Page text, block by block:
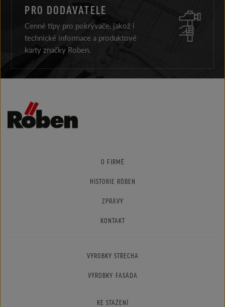
PRO DODAVATELE
Cenné tipy pro pokrývače, jakož i
technické informace a produktové
karty značky Roben.
O FIRMĚ
HISTORIE RÖBEN
ZPRÁVY
KONTAKT
VÝROBKY STŘECHA
VÝROBKY FASÁDA
KE STAŽENÍ